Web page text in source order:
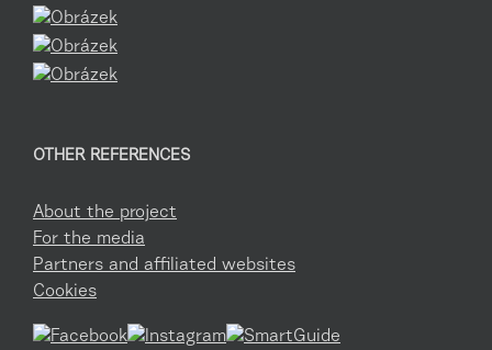
OTHER REFERENCES
About the project
For the media
Partners and affiliated websites
Cookies